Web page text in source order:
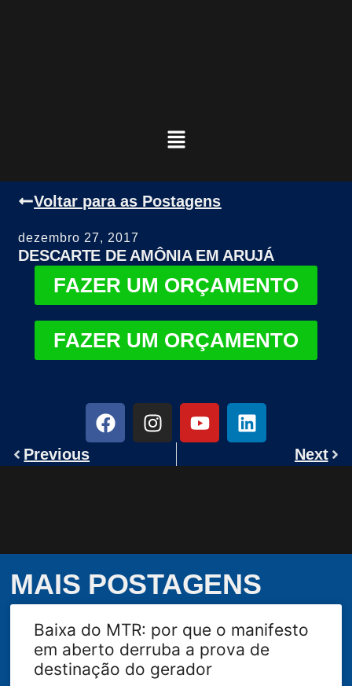
Voltar para as Postagens
dezembro 27, 2017
DESCARTE DE AMÔNIA EM ARUJÁ
FAZER UM ORÇAMENTO
FAZER UM ORÇAMENTO
Previous Next
MAIS POSTAGENS
Baixa do MTR: por que o manifesto
em aberto derruba a prova de
destinação do gerador